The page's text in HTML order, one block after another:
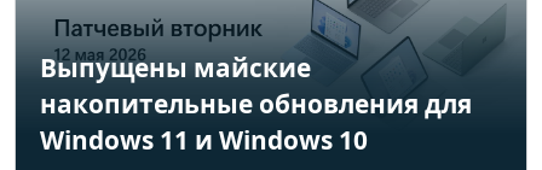
Выпущены майские
накопительные обновления для
Windows 11 и Windows 10